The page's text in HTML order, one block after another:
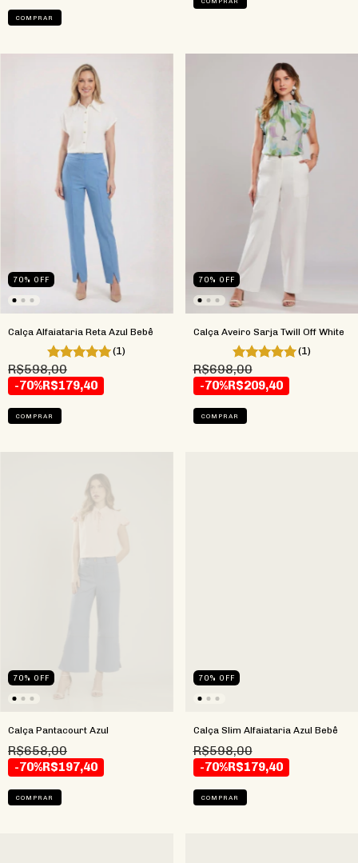
COMPRAR
70% OFF
Calça Alfaiataria Reta Azul Bebê
(1)
R$598,00
-70%R$179,40
COMPRAR
70% OFF
Calça Aveiro Sarja Twill Off White
(1)
R$698,00
-70%R$209,40
COMPRAR
70% OFF
Calça Pantacourt Azul
R$658,00
-70%R$197,40
COMPRAR
70% OFF
Calça Slim Alfaiataria Azul Bebê
R$598,00
-70%R$179,40
COMPRAR